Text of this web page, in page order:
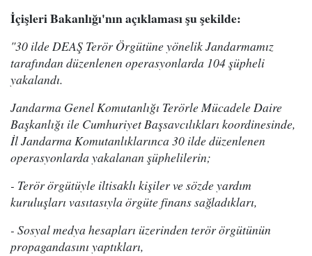
İçişleri Bakanlığı'nın açıklaması şu şekilde:
"30 ilde DEAŞ Terör Örgütüne yönelik Jandarmamız
tarafından düzenlenen operasyonlarda 104 şüpheli
yakalandı.
Jandarma Genel Komutanlığı Terörle Mücadele Daire
Başkanlığı ile Cumhuriyet Başsavcılıkları koordinesinde,
İl Jandarma Komutanlıklarınca 30 ilde düzenlenen
operasyonlarda yakalanan şüphelilerin;
- Terör örgütüyle iltisaklı kişiler ve sözde yardım
kuruluşları vasıtasıyla örgüte finans sağladıkları,
- Sosyal medya hesapları üzerinden terör örgütünün
propagandasını yaptıkları,